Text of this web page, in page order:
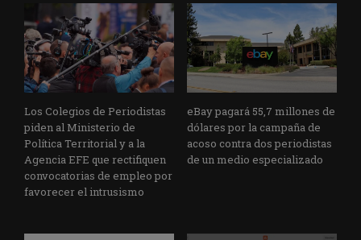
Los Colegios de Periodistas
piden al Ministerio de
Política Territorial y a la
Agencia EFE que rectifiquen
convocatorias de empleo por
favorecer el intrusismo
eBay pagará 55,7 millones de
dólares por la campaña de
acoso contra dos periodistas
de un medio especializado